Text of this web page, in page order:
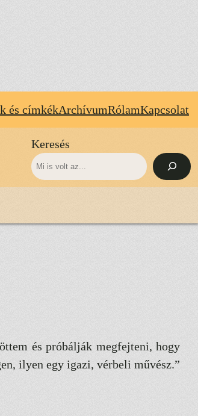
és címkékArchívumRólamKapcsolat
Keresés
és próbálják megfejteni, hogy
ilyen egy igazi, vérbeli művész.”